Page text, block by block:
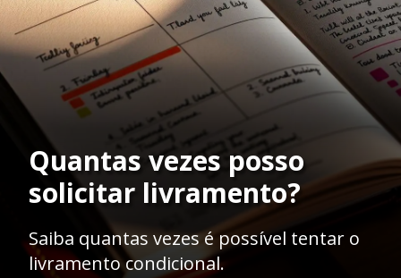
Quantas vezes posso
solicitar livramento?
Saiba quantas vezes é possível tentar o
livramento condicional.